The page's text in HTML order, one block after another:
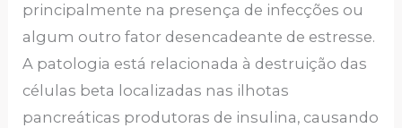
principalmente na presença de infecções ou
algum outro fator desencadeante de estresse.
A patologia está relacionada à destruição das
células beta localizadas nas ilhotas
pancreáticas produtoras de insulina, causando